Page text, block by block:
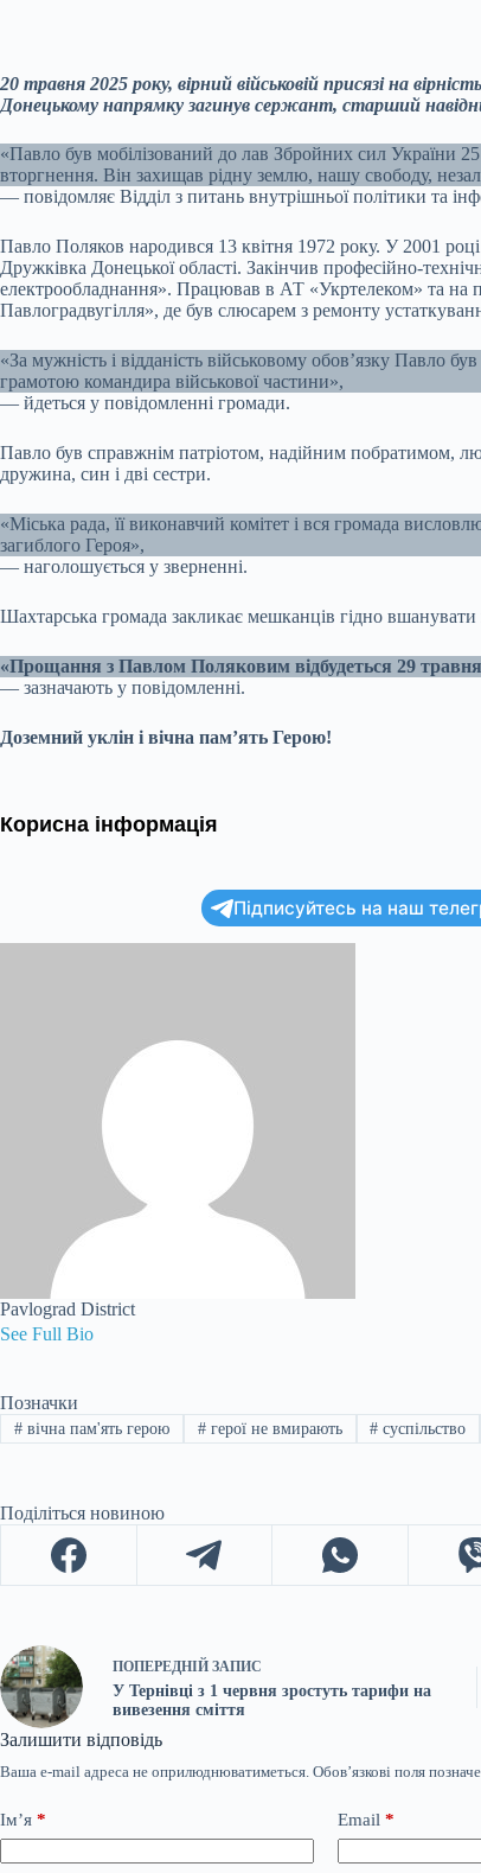
20 травня 2025 року, вірний військовій присязі на
Донецькому напрямку загинув сержант, старший
«Павло був мобілізований до лав Збройних сил України
вторгнення. Він захищав рідну землю, нашу свободу,
— повідомляє Відділ з питань внутрішньої політики та
Павло Поляков народився 13 квітня 1972 року. У 2001
Дружківка Донецької області. Закінчив професійно-
електрообладнання». Працював в АТ «Укртелеком» та на
Павлоградвугілля», де був слюсарем з ремонту
«За мужність і відданість військовому обов’язку Павло
грамотою командира військової частини»,
— йдеться у повідомленні громади.
Павло був справжнім патріотом, надійним побратимом,
дружина, син і дві сестри.
«Міська рада, її виконавчий комітет і вся громада
загиблого Героя»,
— наголошується у зверненні.
Шахтарська громада закликає мешканців гідно вшанувати
«Прощання з Павлом Поляковим відбудеться 29
— зазначають у повідомленні.
Доземний уклін і вічна пам’ять Герою!
Корисна інформація
Підписуйтесь на наш
Pavlograd District
See Full Bio
Позначки
#вічна пам'ять герою #герої не вмирають # суспільство
Поділіться новиною
ПОПЕРЕДНІЙ ЗАПИС
У Тернівці з 1 червня зростуть тарифи на
вивезення сміття
Залишити відповідь
Ваша e-mail адреса не оприлюднюватиметься. Обов’язкові поля
Ім’я * Email *